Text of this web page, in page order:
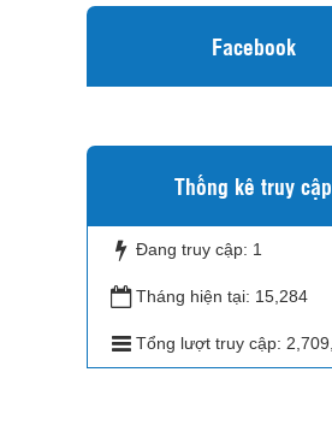
Facebook
Thống kê truy cập
Đang truy cập: 1
Tháng hiện tại: 15,284
Tổng lượt truy cập: